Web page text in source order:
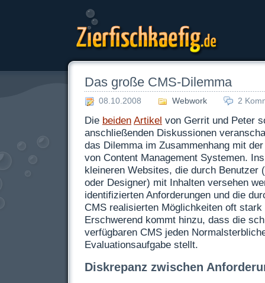
Zierfischkaefig.de
Das große CMS-Dilemma
08.10.2008 Webwork 2
Die beiden Artikel von Gerrit und Peter
anschließenden Diskussionen
das Dilemma im Zusammenhang mit
von Content Management Systemen.
kleineren Websites, die durch Benutzer
oder Designer) mit Inhalten versehen
identifizierten Anforderungen und die
CMS realisierten Möglichkeiten oft stark
Erschwerend kommt hinzu, dass die
verfügbaren CMS jeden
Evaluationsaufgabe stellt.
Diskrepanz zwischen